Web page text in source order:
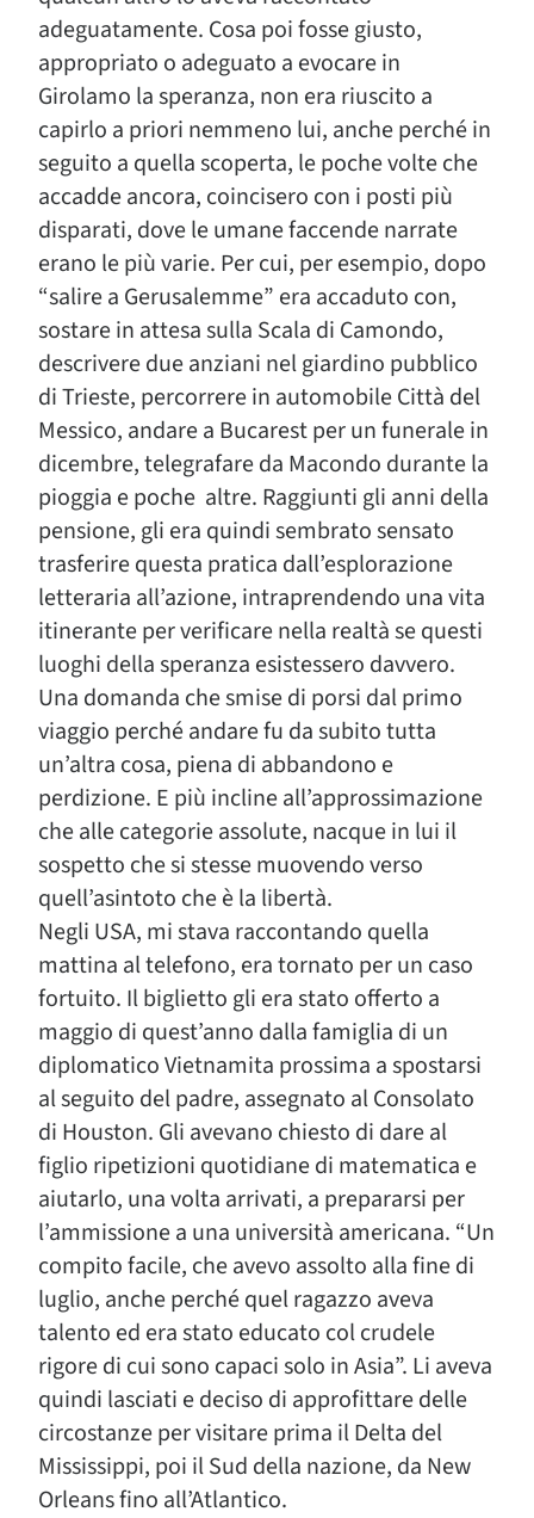
adeguatamente. Cosa poi fosse giusto,
appropriato o adeguato a evocare in
Girolamo la speranza, non era riuscito a
capirlo a priori nemmeno lui, anche perché in
seguito a quella scoperta, le poche volte che
accadde ancora, coincisero con i posti più
disparati, dove le umane faccende narrate
erano le più varie. Per cui, per esempio, dopo
“salire a Gerusalemme” era accaduto con,
sostare in attesa sulla Scala di Camondo,
descrivere due anziani nel giardino pubblico
di Trieste, percorrere in automobile Città del
Messico, andare a Bucarest per un funerale in
dicembre, telegrafare da Macondo durante la
pioggia e poche altre. Raggiunti gli anni della
pensione, gli era quindi sembrato sensato
trasferire questa pratica dall’esplorazione
letteraria all’azione, intraprendendo una vita
itinerante per verificare nella realtà se questi
luoghi della speranza esistessero davvero.
Una domanda che smise di porsi dal primo
viaggio perché andare fu da subito tutta
un’altra cosa, piena di abbandono e
perdizione. E più incline all’approssimazione
che alle categorie assolute, nacque in lui il
sospetto che si stesse muovendo verso
quell’asintoto che è la libertà.
Negli USA, mi stava raccontando quella
mattina al telefono, era tornato per un caso
fortuito. Il biglietto gli era stato offerto a
maggio di quest’anno dalla famiglia di un
diplomatico Vietnamita prossima a spostarsi
al seguito del padre, assegnato al Consolato
di Houston. Gli avevano chiesto di dare al
figlio ripetizioni quotidiane di matematica e
aiutarlo, una volta arrivati, a prepararsi per
l’ammissione a una università americana. “Un
compito facile, che avevo assolto alla fine di
luglio, anche perché quel ragazzo aveva
talento ed era stato educato col crudele
rigore di cui sono capaci solo in Asia”. Li aveva
quindi lasciati e deciso di approfittare delle
circostanze per visitare prima il Delta del
Mississippi, poi il Sud della nazione, da New
Orleans fino all’Atlantico.